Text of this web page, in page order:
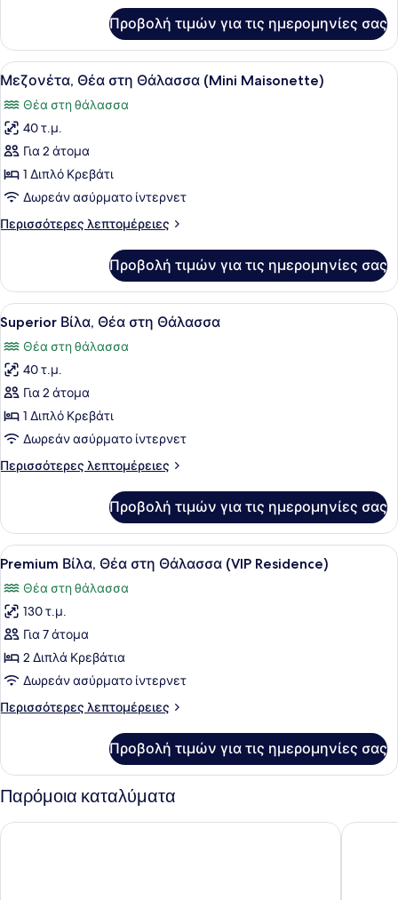
Βίλα,
Θέα
στη
Θάλασσα
Προβολή τιμών για τις ημερομηνίες σας
Προβολή
όλων
των
φωτογραφιών
για
Μεζονέτα,
Θέα
στη
Θάλασσα
Ένα υπνοδωμάτιο με ένα
5
Μεζονέτα, Θέα στη Θάλασσα (Mini Maisonette)
Θέα στη θάλασσα
40 τ.μ.
Για 2 άτομα
1 Διπλό Κρεβάτι
Δωρεάν ασύρματο ίντερνετ
Περισσότερες λεπτομέρειες
Περισσότερες
Θέα
στη
Θάλασσα
(Mini
Maisonette)
Προβολή τιμών για τις ημερομηνίες σας
Προβολή
όλων
των
φωτογραφιών
για
Superior
Βίλα,
Θέα
στη
Ένα δωμάτιο με πέτρινο τοίχο,
4
Superior Βίλα, Θέα στη Θάλασσα
Θέα στη θάλασσα
40 τ.μ.
Για 2 άτομα
1 Διπλό Κρεβάτι
Δωρεάν ασύρματο ίντερνετ
Περισσότερες λεπτομέρειες
Περισσότερες
Βίλα,
Θέα
στη
Προβολή τιμών για τις ημερομηνίες σας
Προβολή
όλων
των
φωτογραφιών
για
Premium
Βίλα,
Θέα
στη
Residence)
Ένας ευρύχωρος χώρος
4
Premium Βίλα, Θέα στη Θάλασσα (VIP Residence)
Θέα στη θάλασσα
130 τ.μ.
Για 7 άτομα
2 Διπλά Κρεβάτια
Δωρεάν ασύρματο ίντερνετ
Περισσότερες λεπτομέρειες
Περισσότερες
Βίλα,
Θέα
στη
Θάλασσα
(VIP
Προβολή τιμών για τις ημερομηνίες σας
Παρόμοια καταλύματα
Euphoria Suites Tria